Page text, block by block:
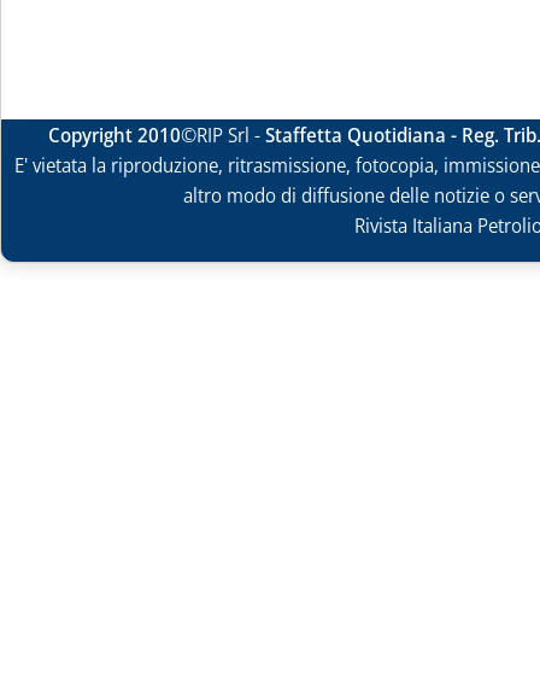
Copyright 2010©RIP Srl -Staffetta Quotidiana - Reg.
E' vietata la riproduzione, ritrasmissione, fotocopia,
altro modo di diffusione delle notizie o
Rivista Italiana